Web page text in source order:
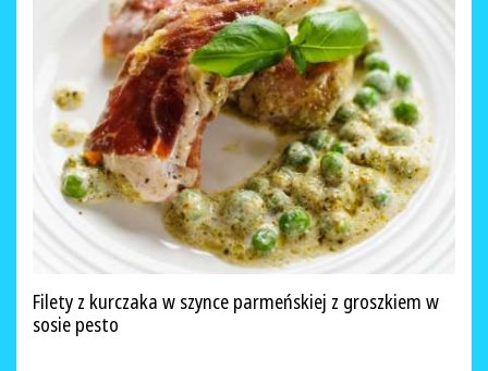
Filety z kurczaka w szynce parmeńskiej z groszkiem w
sosie pesto